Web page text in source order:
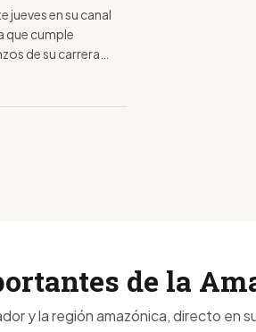
jueves en su canal
que cumple
de su carrera
de la
y la región amazónica, directo en